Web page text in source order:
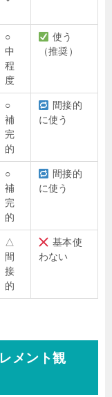
○
中
程
度
使う
（推奨）
○
補
完
的
間接的
に使う
○
補
完
的
間接的
に使う
△
間
接
的
基本使
わない
メント観